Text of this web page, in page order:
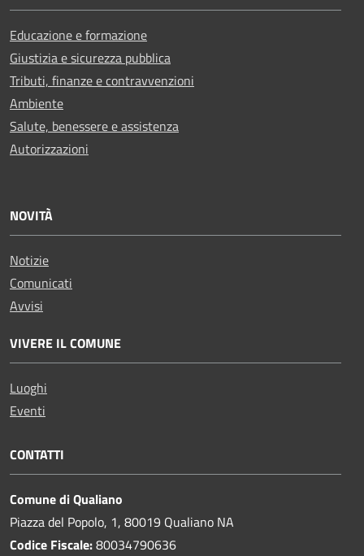
Educazione e formazione
Giustizia e sicurezza pubblica
Tributi, finanze e contravvenzioni
Ambiente
Salute, benessere e assistenza
Autorizzazioni
NOVITÀ
Notizie
Comunicati
Avvisi
VIVERE IL COMUNE
Luoghi
Eventi
CONTATTI
Comune di Qualiano
Piazza del Popolo, 1, 80019 Qualiano NA
Codice Fiscale:80034790636